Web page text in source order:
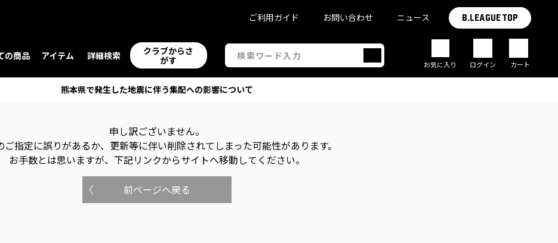
の商品 アイテム 詳細検索
クラブからさ
がす
ご利用ガイド お問い合わせ ニュース B.LEAGUE TOP
お気に入り ログイン カート
熊本県で発生した地震に伴う集配への影響について
申し訳ございません。
ご指定に誤りがあるか、更新等に伴い削除されてしまった可能性があります。
お手数とは思いますが、下記リンクからサイトへ移動してください。
前ページへ戻る